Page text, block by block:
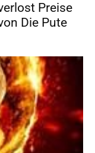
Preise
Die Pute